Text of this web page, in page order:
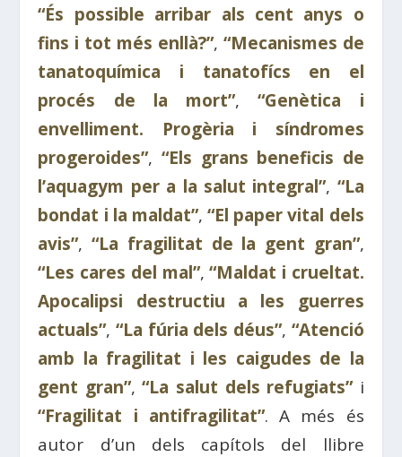
“És possible arribar als cent anys o
fins i tot més enllà?”, “Mecanismes de
tanatoquímica i tanatofícs en el
procés de la mort”,“Genètica i
envelliment. Progèria i síndromes
progeroides”, “Els grans beneficis de
l’aquagym per a la salut integral”, “La
bondat i la maldat”,“El paper vital dels
avis”,“La fragilitat de la gent gran”,
“Les cares del mal”,“Maldat i crueltat.
Apocalipsi destructiu a les guerres
actuals”,“La fúria dels déus”, “Atenció
amb la fragilitat i les caigudes de la
gent gran”,“La salut dels refugiats”i
“Fragilitat i antifragilitat”. A més és
autor d’un dels capítols del llibre